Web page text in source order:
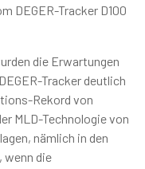
DEGER-Tracker D100
die Erwartungen
Tracker deutlich
Rekord von
MLD-Technologie von
nämlich in den
wenn die